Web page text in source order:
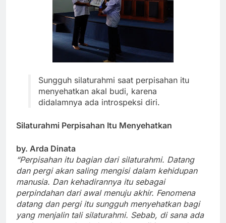
Sungguh silaturahmi saat perpisahan itu
menyehatkan akal budi, karena
didalamnya ada introspeksi diri.
Silaturahmi Perpisahan Itu Menyehatkan
by. Arda Dinata
“Perpisahan itu bagian dari silaturahmi. Datang
dan pergi akan saling mengisi dalam kehidupan
manusia. Dan kehadirannya itu sebagai
perpindahan dari awal menuju akhir. Fenomena
datang dan pergi itu sungguh menyehatkan bagi
yang menjalin tali silaturahmi. Sebab, di sana ada